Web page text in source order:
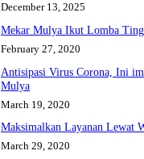
December 13, 2025
Mekar Mulya Ikut Lomba
February 27, 2020
Antisipasi Virus Corona, Ini
Mulya
March 19, 2020
Maksimalkan Layanan Lewat
March 29, 2020